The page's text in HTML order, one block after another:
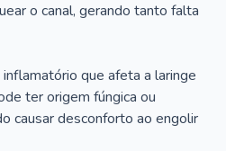
o canal, gerando tanto falta
que afeta a laringe
ter origem fúngica ou
causar desconforto ao engolir